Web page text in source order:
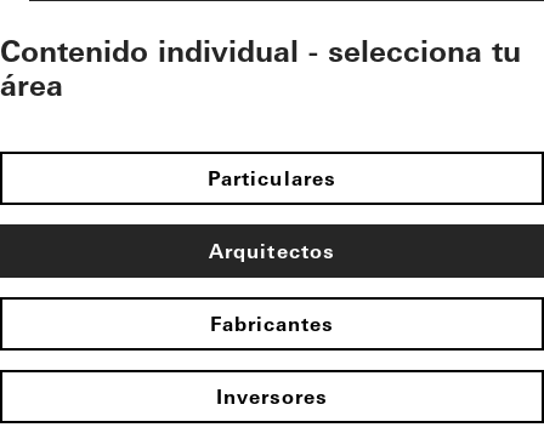
Contenido individual - selecciona tu
área
Particulares
Arquitectos
Fabricantes
Inversores